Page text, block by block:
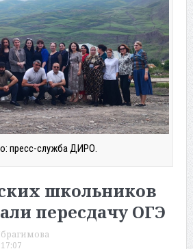
пресс-служба ДИРО.
школьников
пересдачу ОГЭ